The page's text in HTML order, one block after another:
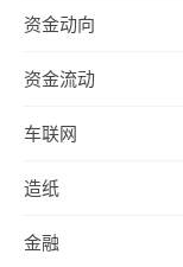
资金动向
资金流动
车联网
造纸
金融